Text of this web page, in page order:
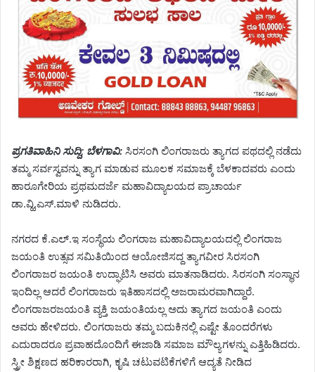
ಪ್ರಗತಿವಾಹಿನಿ ಸುದ್ದಿ; ಬೆಳಗಾವಿ: ಸಿರಸಂಗಿ ಲಿಂಗರಾಜರು ತ್ಯಾಗದ ಪಥದಲ್ಲಿ ನಡೆದು
ತಮ್ಮ ಸರ್ವಸ್ವವನ್ನು ತ್ಯಾಗ ಮಾಡುವ ಮೂಲಕ ಸಮಾಜಕ್ಕೆ ಬೆಳಕಾದವರು ಎಂದು
ಹಾರೂಗೇರಿಯ ಪ್ರಥಮದರ್ಜೆ ಮಹಾವಿದ್ಯಾಲಯದ ಪ್ರಾಚಾರ್ಯ
ಡಾ.ವ್ಹಿ.ಎಸ್.ಮಾಳಿ ನುಡಿದರು.
ನಗರದ ಕೆ.ಎಲ್.ಇ ಸಂಸ್ಥೆಯ ಲಿಂಗರಾಜ ಮಹಾವಿದ್ಯಾಲಯದಲ್ಲಿ ಲಿಂಗರಾಜ
ಜಯಂತಿ ಉತ್ಸವ ಸಮಿತಿಯಿಂದ ಆಯೋಜಿಸದ್ದ ತ್ಯಾಗವೀರ ಸಿರಸಂಗಿ
ಲಿಂಗರಾಜರ ಜಯಂತಿ ಉದ್ಘಾಟಿಸಿ ಅವರು ಮಾತನಾಡಿದರು. ಸಿರಸಂಗಿ ಸಂಸ್ಥಾನ
ಇಂದಿಲ್ಲ ಆದರೆ ಲಿಂಗರಾಜರು ಇತಿಹಾಸದಲ್ಲಿ ಅಜರಾಮರವಾಗಿದ್ದಾರೆ.
ಲಿಂಗರಾಜರಜಯಂತಿ ವ್ಯಕ್ತಿ ಜಯಂತಿಯಲ್ಲ ಅದು ತ್ಯಾಗದ ಜಯಂತಿ ಎಂದು
ಅವರು ಹೇಳಿದರು. ಲಿಂಗರಾಜರು ತಮ್ಮ ಬದುಕಿನಲ್ಲಿ ಎಷ್ಟೇ ತೊಂದರೆಗಳು
ಎದುರಾದರೂ ಪ್ರವಾಹದೊಂದಿಗೆ ಈಜಾಡಿ ಸಮಾಜ ಮೌಲ್ಯಗಳನ್ನು ಎತ್ತಿಹಿಡಿದರು.
ಸ್ತ್ರೀ ಶಿಕ್ಷಣದ ಹರಿಕಾರರಾಗಿ, ಕೃಷಿ ಚಟುವಟಿಕೆಗಳಿಗೆ ಆದ್ಯತೆ ನೀಡಿದ